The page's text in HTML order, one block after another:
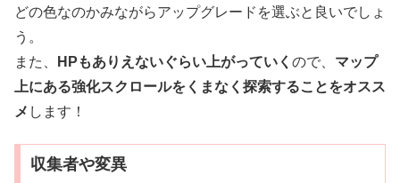
どの色なのかみながらアップグレードを選ぶと良いでしょ
う。
また、
HPもありえないぐらい上がっていく ので、 マップ
上にある強化スクロールをくまなく探索することをオスス
メ します！
収集者や変異